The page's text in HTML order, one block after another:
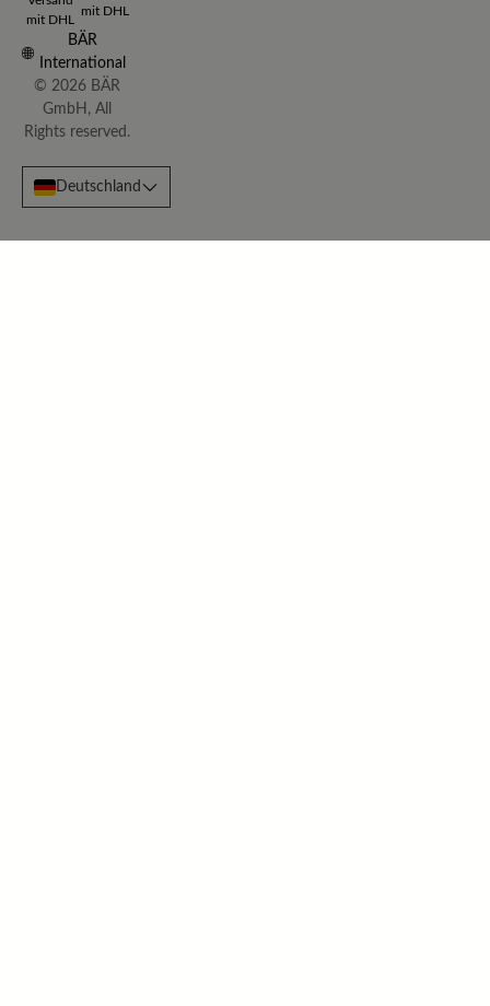
mit DHL
BÄR
International
© 2026 BÄR
GmbH, All
Rights reserved.
Deutschland